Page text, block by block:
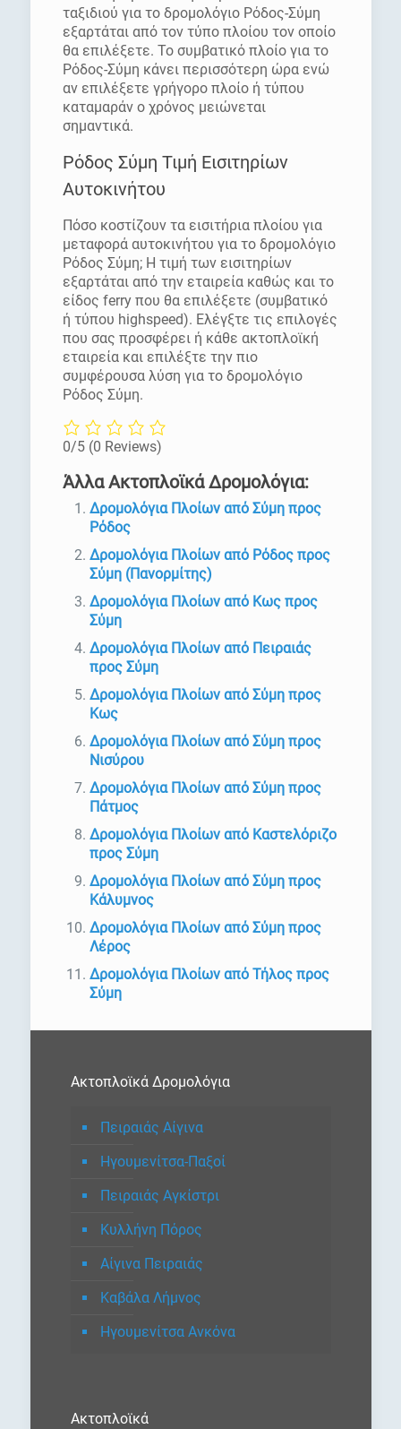
ταξιδιού για το δρομολόγιο Ρόδος-Σύμη
εξαρτάται από τον τύπο πλοίου τον οποίο
θα επιλέξετε. Το συμβατικό πλοίο για το
Ρόδος-Σύμη κάνει περισσότερη ώρα ενώ
αν επιλέξετε γρήγορο πλοίο ή τύπου
καταμαράν ο χρόνος μειώνεται
σημαντικά.
Ρόδος Σύμη Τιμή Εισιτηρίων
Αυτοκινήτου
Πόσο κοστίζουν τα εισιτήρια πλοίου για
μεταφορά αυτοκινήτου για το δρομολόγιο
Ρόδος Σύμη; Η τιμή των εισιτηρίων
εξαρτάται από την εταιρεία καθώς και το
είδος ferry που θα επιλέξετε (συμβατικό
ή τύπου highspeed). Ελέγξτε τις επιλογές
που σας προσφέρει ή κάθε ακτοπλοϊκή
εταιρεία και επιλέξτε την πιο
συμφέρουσα λύση για το δρομολόγιο
Ρόδος Σύμη.
0/5 (0 Reviews)
Άλλα Ακτοπλοϊκά Δρομολόγια:
Δρομολόγια Πλοίων από Σύμη προς
Ρόδος
Δρομολόγια Πλοίων από Ρόδος προς
Σύμη (Πανορμίτης)
Δρομολόγια Πλοίων από Κως προς
Σύμη
Δρομολόγια Πλοίων από Πειραιάς
προς Σύμη
Δρομολόγια Πλοίων από Σύμη προς
Κως
Δρομολόγια Πλοίων από Σύμη προς
Νισύρου
Δρομολόγια Πλοίων από Σύμη προς
Πάτμος
Δρομολόγια Πλοίων από Καστελόριζο
προς Σύμη
Δρομολόγια Πλοίων από Σύμη προς
Κάλυμνος
Δρομολόγια Πλοίων από Σύμη προς
Λέρος
Δρομολόγια Πλοίων από Τήλος προς
Σύμη
Ακτοπλοϊκά Δρομολόγια
Πειραιάς Αίγινα
Ηγουμενίτσα-Παξοί
Πειραιάς Αγκίστρι
Κυλλήνη Πόρος
Αίγινα Πειραιάς
Καβάλα Λήμνος
Ηγουμενίτσα Ανκόνα
Ακτοπλοϊκά